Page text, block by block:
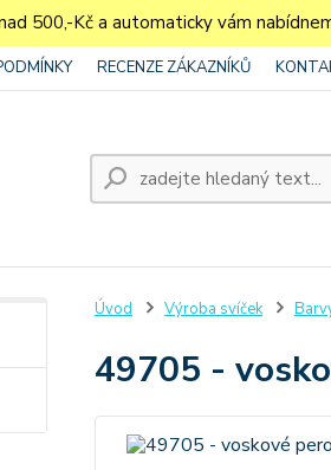
500,-Kč a automaticky vám
RECENZE ZÁKAZNÍKŮ
Úvod Výroba svíček
49705 -